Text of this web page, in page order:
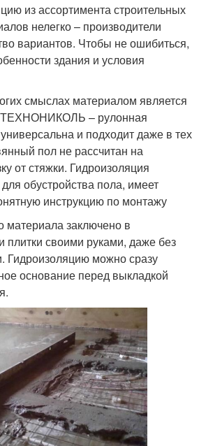
из ассортимента строительных
нелегко – производители
вариантов. Чтобы не ошибиться,
здания и условия
смыслах материалом является
ТЕХНОНИКОЛЬ – рулонная
и подходит даже в тех
пол не рассчитан на
от стяжки. Гидроизоляция
обустройства пола, имеет
инструкцию по монтажу
материала заключено в
плитки своими руками, даже без
Гидроизоляцию можно сразу
основание перед выкладкой